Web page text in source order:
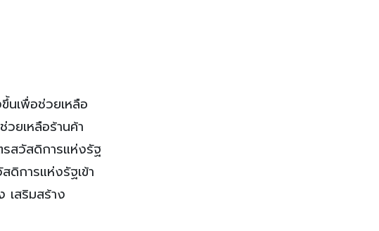
นเพื่อช่วยเหลือ
ยเหลือร้านค้า
รสวัสดิการแห่งรัฐ
ดิการแห่งรัฐเข้า
เสริมสร้าง